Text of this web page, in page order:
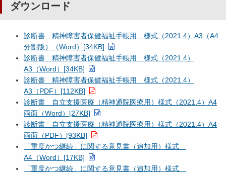
ダウンロード
診断書 精神障害者保健福祉手帳用 様式（2021.4）A3（A4
分割版）（Word）[34KB]
診断書 精神障害者保健福祉手帳用 様式（2021.4）
A3（Word）[34KB]
診断書 精神障害者保健福祉手帳用 様式（2021.4）
A3（PDF）[112KB]
診断書 自立支援医療（精神通院医療用）様式（2021.4）A4
両面（Word）[27KB]
診断書 自立支援医療（精神通院医療用）様式（2021.4）A4
両面（PDF）[93KB]
「重度かつ継続」に関する意見書（追加用）様式
A4（Word）[17KB]
「重度かつ継続」に関する意見書（追加用）様式